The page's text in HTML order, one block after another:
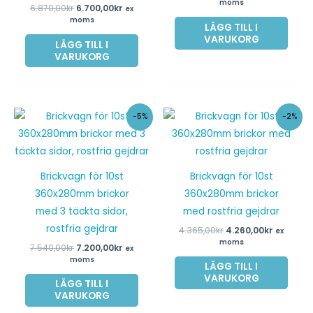
6.870,00kr 6.700,00kr ex
moms
LÄGG TILL I
VARUKORG
moms
LÄGG TILL I
VARUKORG
-5%
Brickvagn för 10st
360x280mm brickor
med 3 täckta sidor,
rostfria gejdrar
7.540,00kr
Det
ursprungliga
priset
var:
7.540,00kr.
7.200,00kr
Det
nuvarande
priset
är:
7.200,00kr.
ex
moms
LÄGG TILL I
VARUKORG
-2%
Brickvagn för 10st
360x280mm brickor
med rostfria gejdrar
4.365,00kr
Det
ursprungliga
priset
4.365,00kr.
4.260,00kr
Det
priset
ex
moms
LÄGG TILL I
VARUKORG